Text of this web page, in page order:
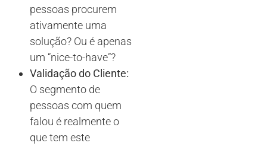
pessoas procurem
ativamente uma
solução? Ou é apenas
um “nice-to-have”?
Validação do Cliente:
O segmento de
pessoas com quem
falou é realmente o
que tem este